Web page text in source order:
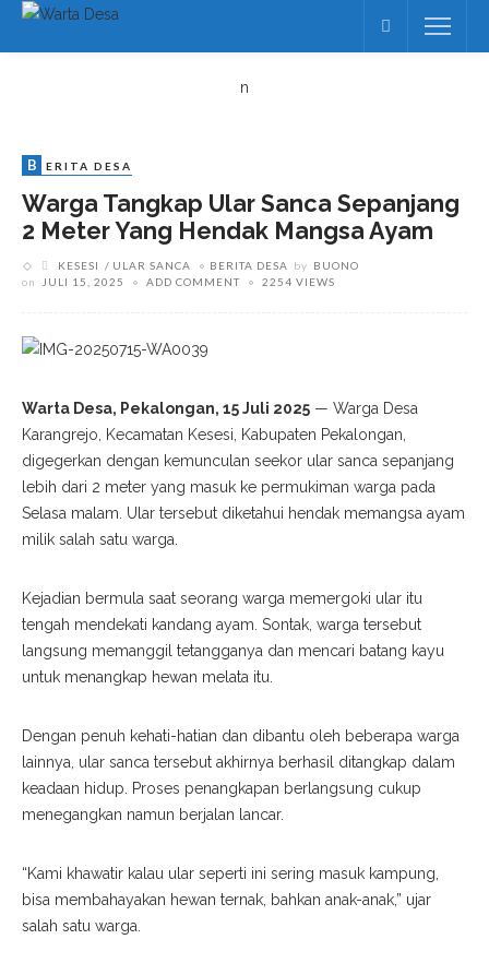
n
B ERITA DESA
Warga Tangkap Ular Sanca Sepanjang
2 Meter Yang Hendak Mangsa Ayam
KESESI ULAR SANCA BERITA DESA by BUONO
on
JULI 15, 2025 ADD COMMENT 2254 VIEWS
Warta Desa, Pekalongan, 15 Juli 2025 — Warga Desa
Karangrejo, Kecamatan Kesesi, Kabupaten Pekalongan,
digegerkan dengan kemunculan seekor ular sanca sepanjang
lebih dari 2 meter yang masuk ke permukiman warga pada
Selasa malam. Ular tersebut diketahui hendak memangsa ayam
milik salah satu warga.
Kejadian bermula saat seorang warga memergoki ular itu
tengah mendekati kandang ayam. Sontak, warga tersebut
langsung memanggil tetangganya dan mencari batang kayu
untuk menangkap hewan melata itu.
Dengan penuh kehati-hatian dan dibantu oleh beberapa warga
lainnya, ular sanca tersebut akhirnya berhasil ditangkap dalam
keadaan hidup. Proses penangkapan berlangsung cukup
menegangkan namun berjalan lancar.
“Kami khawatir kalau ular seperti ini sering masuk kampung,
bisa membahayakan hewan ternak, bahkan anak-anak,” ujar
salah satu warga.